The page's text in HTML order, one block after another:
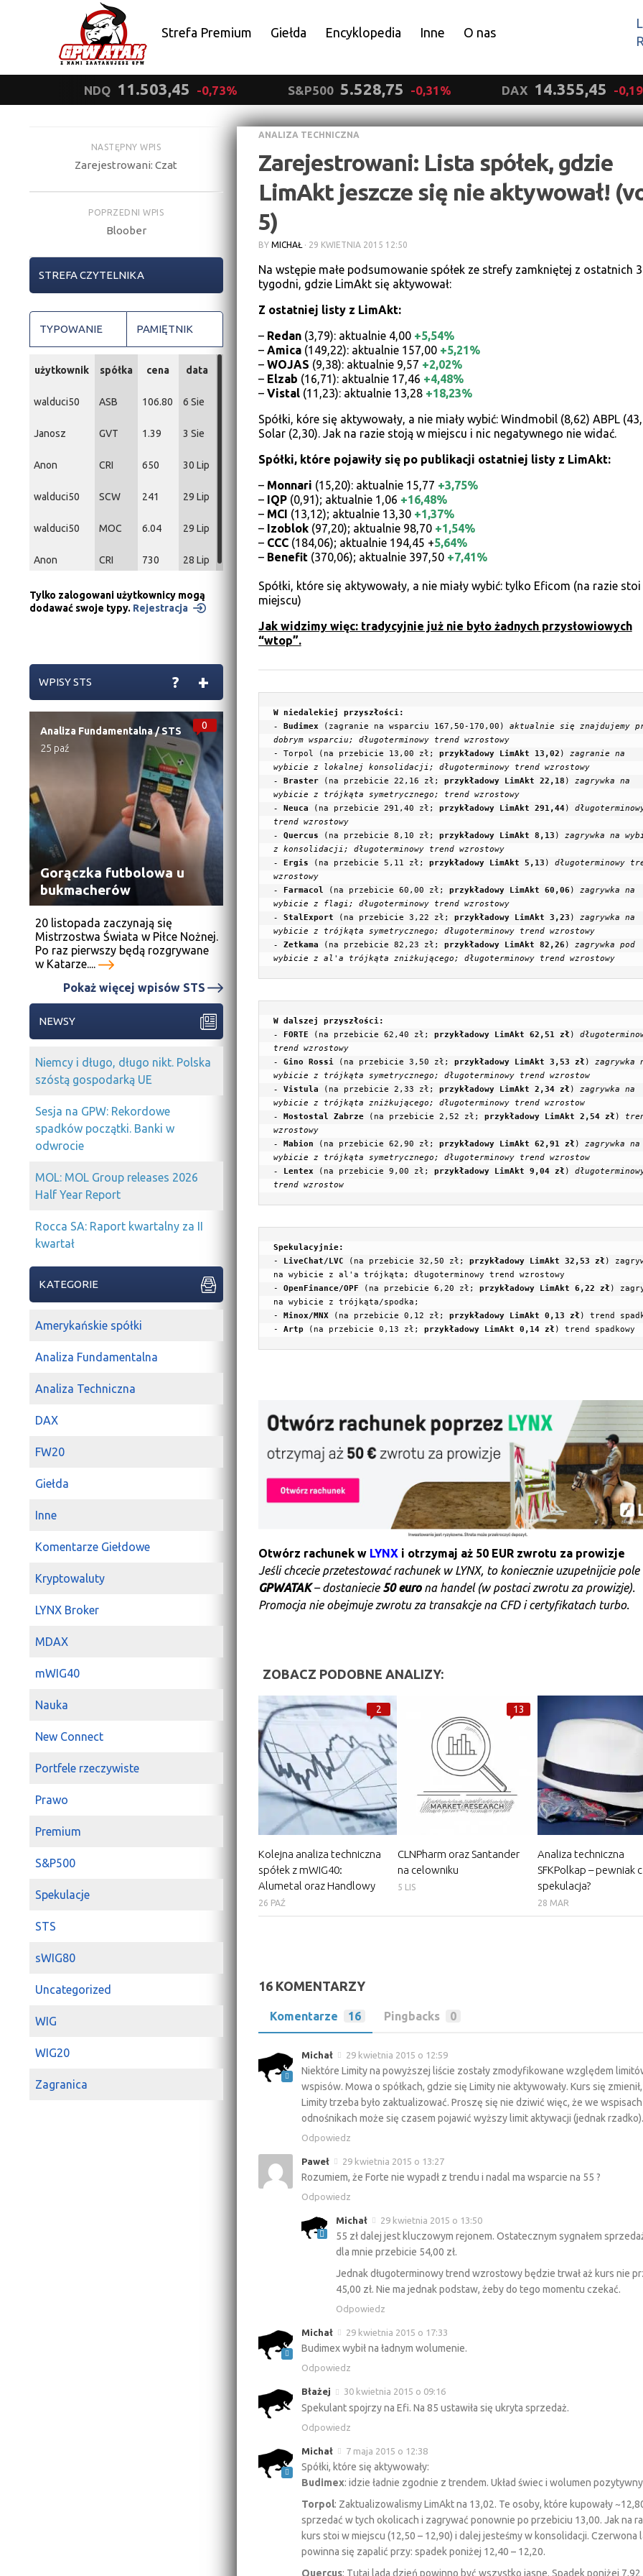
Strefa Premium Giełda Encyklopedia Inne O nas
NDQ 11.503,45 -0,73% S&P500 5.528,75 -0,31% DAX 14.355,45 -
ANALIZA TECHNICZNA
Zarejestrowani: Lista spółek, gdzie
LimAkt jeszcze się nie aktywował!
5)
BY MICHAŁ · 29 KWIETNIA 2015 12:50
Na wstępie małe podsumowanie spółek ze strefy zamkniętej z ostatnich
tygodni, gdzie LimAkt się aktywował:
Z ostatniej listyz LimAkt:
– Redan (3,79): aktualnie 4,00 +5,54%
– Amica (149,22): aktualnie 157,00 +5,21%
– WOJAS (9,38): aktualnie 9,57 +2,02%
– Elzab (16,71): aktualnie 17,46 +4,48%
– Vistal (11,23): aktualnie 13,28 +18,23%
Spółki, kóre się aktywowały, a nie miały wybić: Windmobil (8,62) ABPL
Solar (2,30). Jak na razie stoją w miejscu i nic negatywnego nie widać.
Spółki, które pojawiły się po publikacji ostatniej listy z LimAkt:
– Monnari (15,20): aktualnie 15,77 +3,75%
– IQP(0,91); aktualnie 1,06 +16,48%
– MCI (13,12); aktualnie 13,30 +1,37%
– Izoblok(97,20); aktualnie 98,70 +1,54%
– CCC(184,06); aktualnie 194,45 +5,64%
– Benefit(370,06); aktualnie 397,50 +7,41%
Spółki, które się aktywowały, a nie miały wybić: tylko Eficom (na razie stoi
miejscu)
Jak widzimy więc: tradycyjnie już nie było żadnych przysłowiowych
“wtop”.
- Budimex (zagranie na wsparciu 167,50-170,00) aktualnie się znajdujemy
dobrym wsparciu;
długoterminowy trend wzrostowy
-
Torpol (na przebicie 13,00 zł; przykładowy LimAkt 13,02 ) zagranie na
wybicie z lokalnej konsolidacji;
długoterminowy trend wzrostowy
- Braster (na przebicie 22,16 zł; przykładowy LimAkt 22,18 ) zagrywka na
wybicie z trójkąta symetrycznego;
trend wzrostowy
- Neuca (na przebicie 291,40 zł; przykładowy LimAkt 291,44)
trend wzrostowy
- Quercus (na przebicie 8,10 zł; przykładowy LimAkt 8,13 ) zagrywka na
z konsolidacji;
długoterminowy trend wzrostowy
-
Ergis (na przebicie 5,11 zł; przykładowy LimAkt 5,13 ) długoterminowy
wzrostowy
-
Farmacol (na przebicie 60,00 zł; przykładowy LimAkt 60,06 ) zagrywka na
wybicie z flagi;
długoterminowy trend wzrostowy
- StalExport (na przebicie 3,22 zł; przykładowy LimAkt 3,23 ) zagrywka na
wybicie z trójkąta symetrycznego;
długoterminowy trend wzrostowy
- Zetkama (na przebicie 82,23 zł; przykładowy LimAkt 82,26 ) zagrywka pod
wybicie z al'a trójkąta zniżkującego; długoterminowy trend wzrostowy
W dalszej przyszłości:
-
FORTE (na przebicie 62,40 zł; przykładowy LimAkt 62,51 zł )
trend wzrostowy
- Gino Rossi (na przebicie 3,50 zł; przykładowy LimAkt 3,53 zł ) zagrywka
wybicie z trójkąta symetrycznego;
długoterminowy trend wzrostow
- Vistula (na przebicie 2,33 zł; przykładowy LimAkt 2,34 zł ) zagrywka na
wybicie z trójkąta zniżkującego;
długoterminowy trend wzrostow
- Mostostal Zabrze (na przebicie 2,52 zł; przykładowy LimAkt 2,54 zł )
wzrostowy
- Mabion (na przebicie 62,90 zł; przykładowy LimAkt 62,91 zł ) zagrywka na
wybicie z trójkąta symetrycznego;
długoterminowy
trend wzrostow
-
Lentex (na przebicie 9,00 zł; przykładowy LimAkt 9,04 zł )
trend wzrostow
-
LiveChat/LVC (na przebicie 32,50 zł; przykładowy LimAkt 32,53 zł )
- OpenFinance/OPF (na przebicie 6,20 zł; przykładowy LimAkt 6,22 zł )
- Minox/MNX (na przebicie 0,12 zł; przykładowy LimAkt 0,13 zł )
- Artp ( na przebicie 0,13 zł; przykładowy LimAkt 0,14 zł ) trend spadkowy
Otwórz rachunek w LYNXi otrzymaj aż 50 EUR zwrotu za prowizje
Jeśli chcecie przetestować rachunek w LYNX, to koniecznie uzupełnijcie pole
GPWATAK– dostaniecie 50 eurona handel (w postaci zwrotu za prowizje).
Promocja nie obejmuje zwrotu za transakcje na CFD i certyfikatach turbo.
ZOBACZ PODOBNE ANALIZY:
2
Kolejna analiza techniczna
spółek z mWIG40:
Alumetal oraz Handlowy
26 PAŹ
13
CLNPharm oraz Santander
na celowniku
5 LIS
Analiza techniczna
SFKPolkap – pewniak
spekulacja?
28 MAR
16 KOMENTARZY
Komentarze 16 Pingbacks 0
Michał 29 kwietnia 2015 o 12:59
Niektóre Limity na powyższej liście zostały zmodyfikowane względem
wspisów. Mowa o spółkach, gdzie się Limity nie aktywowały. Kurs się
Limity trzeba było zaktualizować. Proszę się nie dziwić więc, że we
odnośnikach może się czasem pojawić wyższy limit aktywacji (jednak rzadko).
Odpowiedz
Paweł 29 kwietnia 2015 o 13:27
Rozumiem, że Forte nie wypadł z trendu i nadal ma wsparcie na 55 ?
Odpowiedz
Michał 29 kwietnia 2015 o 13:50
55 zł dalej jest kluczowym rejonem. Ostatecznym sygnałem
dla mnie przebicie 54,00 zł.
Jednak długoterminowy trend wzrostowy będzie trwał aż kurs nie
45,00 zł. Nie ma jednak podstaw, żeby do tego momentu czekać.
Odpowiedz
Michał 29 kwietnia 2015 o 17:33
Budimex wybił na ładnym wolumenie.
Odpowiedz
Błażej 30 kwietnia 2015 o 09:16
Spekulant spojrzy na Efi. Na 85 ustawiła się ukryta sprzedaż.
Odpowiedz
Michał 7 maja 2015 o 12:38
Spółki, które się aktywowały:
Budimex: idzie ładnie zgodnie z trendem. Układ świec i wolumen
Torpol: Zaktualizowalismy LimAkt na 13,02. Te osoby, które kupowały
sprzedać w tych okolicach i zagrywać ponownie po przebiciu 13,00. Jak na
kurs stoi w miejscu (12,50 – 12,90) i dalej jesteśmy w konsolidacji. Czerwona
powinna się zapalić przy: spadek poniżej 12,40 – 12,20.
Quercus: Tutaj lada dzień powinno być wszystko jasne. Spadek poniżej
NASTĘPNY WPIS
Zarejestrowani: Czat
POPRZEDNI WPIS
Bloober
STREFA CZYTELNIKA
TYPOWANIE PAMIĘTNIK
użytkownik spółka cena data
walduci50 ASB 106.80 6 Sie
Janosz GVT 1.39 3 Sie
Anon CRI 650 30 Lip
walduci50 SCW 241 29 Lip
walduci50 MOC 6.04 29 Lip
Anon CRI 730 28 Lip
Tylko zalogowani użytkownicy mogą
dodawać swoje typy. Rejestracja
WPISY STS +
?
0
Analiza Fundamentalna/STS
25 paź
Gorączka futbolowa u
bukmacherów
20 listopada zaczynają się
Mistrzostwa Świata w Piłce Nożnej.
Po raz pierwszy będą rozgrywane
w Katarze....
Pokaż więcej wpisów STS
NEWSY
Niemcy i długo, długo nikt. Polska
szóstą gospodarką UE
Sesja na GPW: Rekordowe
spadków początki. Banki w
odwrocie
MOL: MOL Group releases 2026
Half Year Report
Rocca SA: Raport kwartalny za II
kwartał
KATEGORIE
Amerykańskie spółki
Analiza Fundamentalna
Analiza Techniczna
DAX
FW20
Giełda
Inne
Komentarze Giełdowe
Kryptowaluty
LYNX Broker
MDAX
mWIG40
Nauka
New Connect
Portfele rzeczywiste
Prawo
Premium
S&P500
Spekulacje
STS
sWIG80
Uncategorized
WIG
WIG20
Zagranica